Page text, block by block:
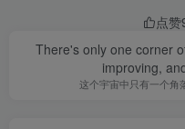
点赞
There's only one corner
improving,
这个宇宙中只有一个角